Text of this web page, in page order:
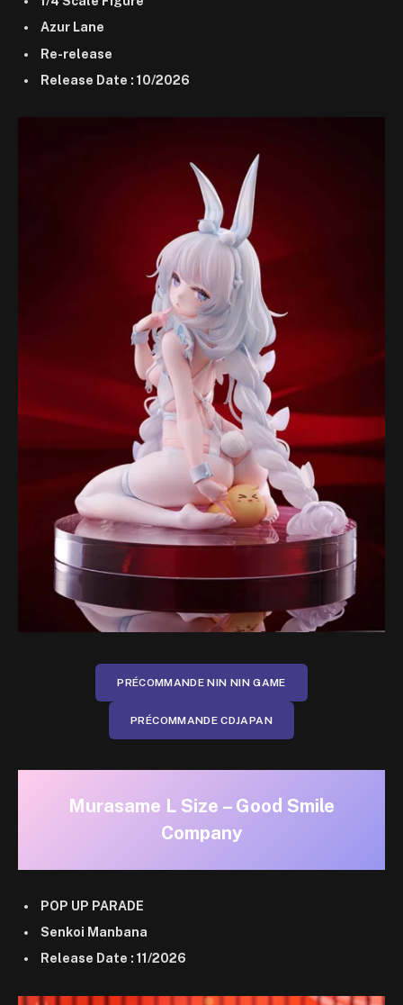
Azur Lane
Re-release
Release Date : 10/2026
PRÉCOMMANDE NIN NIN GAME
PRÉCOMMANDE CDJAPAN
Murasame L Size – Good Smile
Company
POP UP PARADE
Senkoi Manbana
Release Date : 11/2026